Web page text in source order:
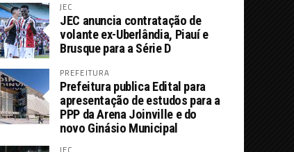
JEC
JEC anuncia contratação de
volante ex-Uberlândia, Piauí e
Brusque para a Série D
PREFEITURA
Prefeitura publica Edital para
apresentação de estudos para a
PPP da Arena Joinville e do
novo Ginásio Municipal
JEC